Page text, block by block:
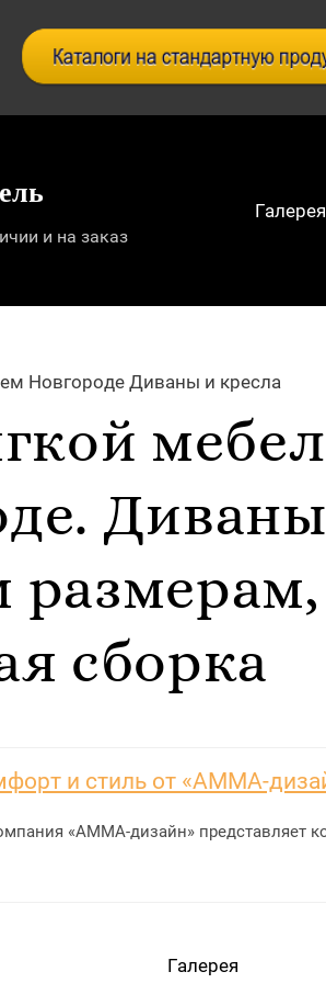
и на заказ
Галерея
Новгороде Диваны и кресла
Диваны
размерам,
сборка
и стиль от «АММА-
«АММА-дизайн» представляет
Галерея